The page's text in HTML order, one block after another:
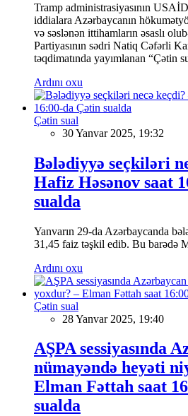
Tramp administrasiyasının
iddialara Azərbaycanın
və səslənən ittihamların əsaslı
Partiyasının sədri Natiq Cəfərli
təqdimatında yayımlanan “Çətin
Ardını oxu
Çətin sual
30 Yanvar 2025, 19:32
Bələdiyyə seçkiləri
Hafiz Həsənov saat
sualda
Yanvarın 29-da Azərbaycanda
31,45 faiz təşkil edib. Bu barədə
Ardını oxu
Çətin sual
28 Yanvar 2025, 19:40
AŞPA sessiyasında
nümayəndə heyəti
Elman Fəttah saat
sualda